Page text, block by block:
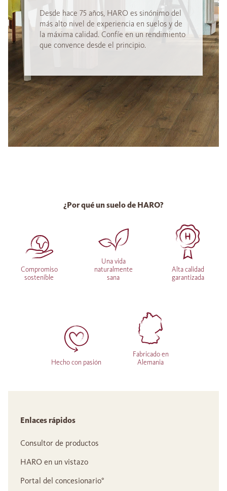
Desde hace 75 años, HARO es sinónimo del
más alto nivel de experiencia en suelos y de
la máxima calidad. Confíe en un rendimiento
que convence desde el principio.
¿Por qué un suelo de HARO?
Compromiso
sostenible
Una vida
naturalmente
sana
Alta calidad
garantizada
Hecho con pasión
Fabricado en
Alemania
Enlaces rápidos
Consultor de productos
HARO en un vistazo
Portal del concesionario°